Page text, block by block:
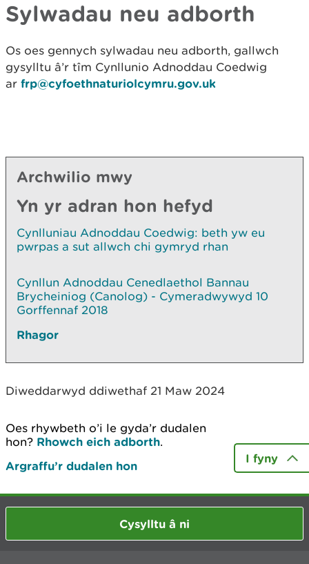
Sylwadau neu adborth
Os oes gennych sylwadau neu adborth, gallwch
gysylltu â’r tîm Cynllunio Adnoddau Coedwig
ar frp@cyfoethnaturiolcymru.gov.uk
Archwilio mwy
Yn yr adran hon hefyd
Cynlluniau Adnoddau Coedwig: beth yw eu
pwrpas a sut allwch chi gymryd rhan
Cynllun Adnoddau Cenedlaethol Bannau
Brycheiniog (Canolog) - Cymeradwywyd 10
Gorffennaf 2018
Rhagor
Diweddarwyd ddiwethaf 21 Maw 2024
Oes rhywbeth o’i le gyda’r dudalen
hon? Rhowch eich adborth.
Argraffu’r dudalen hon
I fyny
Cysylltu â ni